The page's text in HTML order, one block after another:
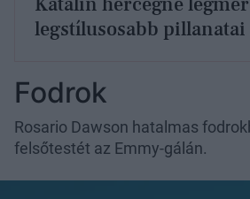
legstílusosabb
Fodrok
Rosario Dawson hatalmas
felsőtestét az Emmy-gálán.